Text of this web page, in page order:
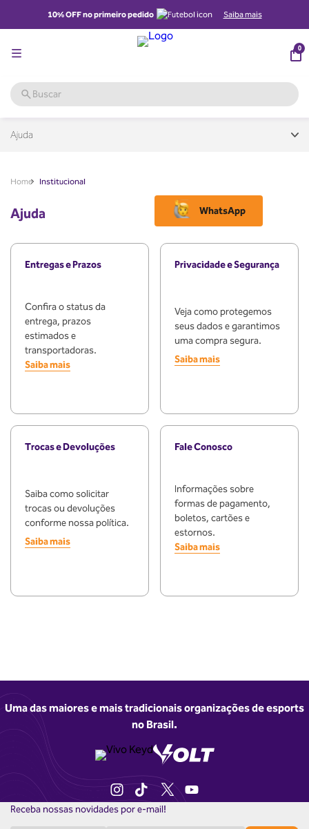
10% OFF no primeiro pedido Saiba mais
0
Home Institucional
Ajuda WhatsApp
Entregas e Prazos
Confira o status da
entrega, prazos
estimados e
transportadoras.
Saiba mais
Trocas e Devoluções
Saiba como solicitar
trocas ou devoluções
conforme nossa política.
Saiba mais
Privacidade e Segurança
Veja como protegemos
seus dados e garantimos
uma compra segura.
Saiba mais
Fale Conosco
Informações sobre
formas de pagamento,
boletos, cartões e
estornos.
Saiba mais
Uma das maiores e mais tradicionais organizações de esports
no Brasil.
Receba nossas novidades por e-mail!